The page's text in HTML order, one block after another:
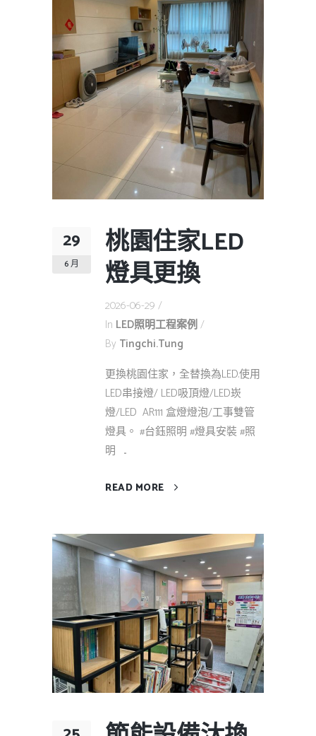
29
6 月
桃園住家LED
燈具更換
2026-06-29
In LED照明工程案例
By Tingchi.tung
更換桃園住家，全替換為LED.使用
LED串接燈/ LED吸頂燈/LED崁
燈/LED AR111 盒燈燈泡/工事雙管
燈具。 #台鈺照明 #燈具安裝 #照
明 ...
READ MORE